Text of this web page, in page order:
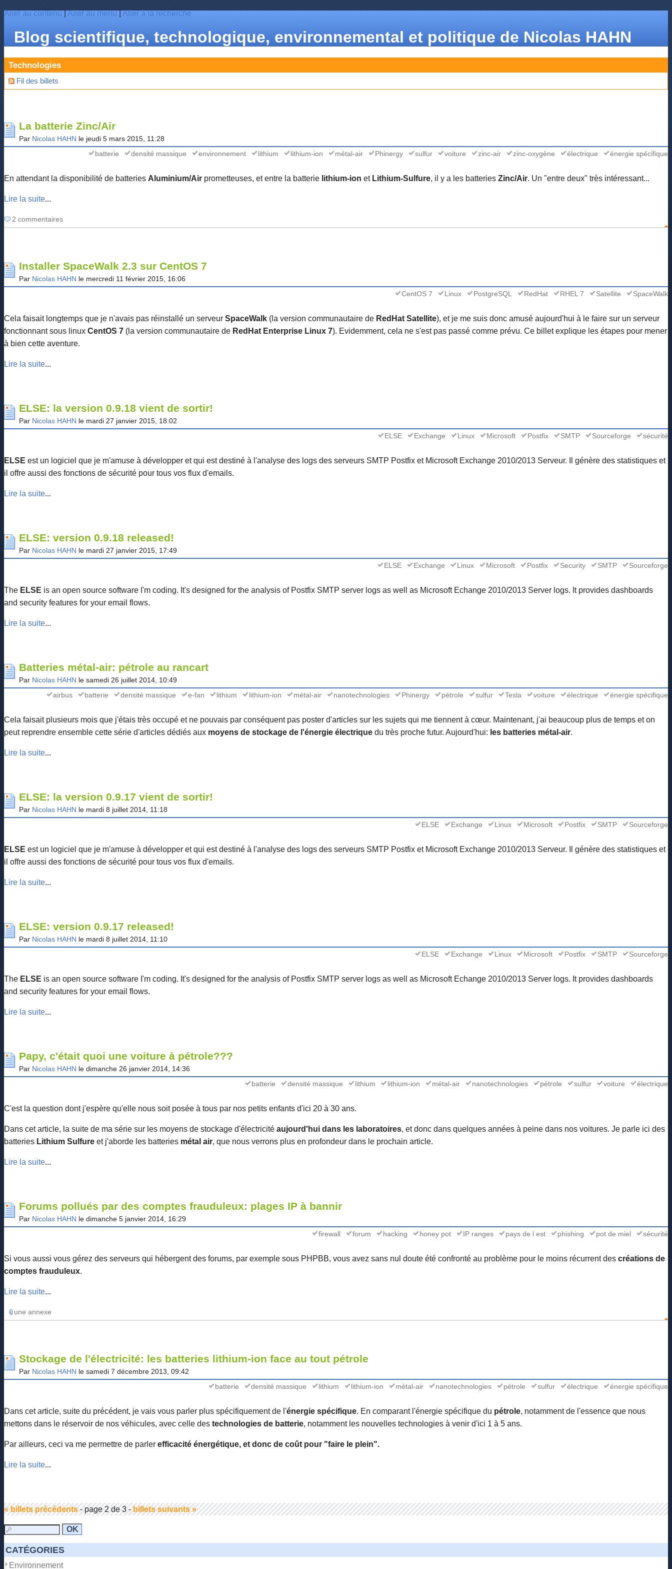
Blog scientifique, technologique, environnemental et politique de Nicolas HAHN
Aller au contenu|Aller au menu|Aller à la recherche
Technologies
Fil des billets
La batterie Zinc/Air
Par Nicolas HAHN le jeudi 5 mars 2015, 11:28
batterie
densité massique environnement lithium lithium-ion métal-air Phinergy sulfur voiture zinc-air zinc-oxygène électrique énergie spécifique
En attendant la disponibilité de batteries Aluminium/Air prometteuses, et entre la batterie lithium-ion et Lithium-Sulfure, il y a les batteries Zinc/Air. Un "entre deux" très intéressant...
Lire la suite...
2 commentaires
Installer SpaceWalk 2.3 sur CentOS 7
Par Nicolas HAHN le mercredi 11 février 2015, 16:06
CentOS 7
Linux PostgreSQL RedHat RHEL 7 Satellite SpaceWalk
Cela faisait longtemps que je n'avais pas réinstallé un serveur SpaceWalk (la version communautaire de RedHat Satellite), et je me suis donc amusé aujourd'hui à le faire sur un serveur
fonctionnant sous linux CentOS 7 (la version communautaire de RedHat Enterprise Linux 7). Evidemment, cela ne s'est pas passé comme prévu. Ce billet explique les étapes pour mener
à bien cette aventure.
Lire la suite...
ELSE: la version 0.9.18 vient de sortir!
Par Nicolas HAHN le mardi 27 janvier 2015, 18:02
ELSE
Exchange Linux Microsoft Postfix SMTP Sourceforge sécurité
ELSE est un logiciel que je m'amuse à développer et qui est destiné à l'analyse des logs des serveurs SMTP Postfix et Microsoft Exchange 2010/2013 Serveur. Il génère des statistiques et
il offre aussi des fonctions de sécurité pour tous vos flux d'emails.
Lire la suite...
ELSE: version 0.9.18 released!
Par Nicolas HAHN le mardi 27 janvier 2015, 17:49
ELSE
Exchange Linux Microsoft Postfix Security SMTP Sourceforge
The ELSE is an open source software I'm coding. It's designed for the analysis of Postfix SMTP server logs as well as Microsoft Echange 2010/2013 Server logs. It provides dashboards
and security features for your email flows.
Lire la suite...
Batteries métal-air: pétrole au rancart
Par Nicolas HAHN le samedi 26 juillet 2014, 10:49
airbus
batterie densité massique e-fan lithium lithium-ion métal-air nanotechnologies Phinergy pétrole sulfur Tesla voiture électrique énergie spécifique
Cela faisait plusieurs mois que j'étais très occupé et ne pouvais par conséquent pas poster d'articles sur les sujets qui me tiennent à cœur. Maintenant, j'ai beaucoup plus de temps et on
peut reprendre ensemble cette série d'articles dédiés aux moyens de stockage de l'énergie électrique du très proche futur. Aujourd'hui: les batteries métal-air.
Lire la suite...
ELSE: la version 0.9.17 vient de sortir!
Par Nicolas HAHN le mardi 8 juillet 2014, 11:18
ELSE
Exchange Linux Microsoft Postfix SMTP Sourceforge
ELSE est un logiciel que je m'amuse à développer et qui est destiné à l'analyse des logs des serveurs SMTP Postfix et Microsoft Exchange 2010/2013 Serveur. Il génère des statistiques et
il offre aussi des fonctions de sécurité pour tous vos flux d'emails.
Lire la suite...
ELSE: version 0.9.17 released!
Par Nicolas HAHN le mardi 8 juillet 2014, 11:10
ELSE
Exchange Linux Microsoft Postfix SMTP Sourceforge
The ELSE is an open source software I'm coding. It's designed for the analysis of Postfix SMTP server logs as well as Microsoft Echange 2010/2013 Server logs. It provides dashboards
and security features for your email flows.
Lire la suite...
Papy, c'était quoi une voiture à pétrole???
Par Nicolas HAHN le dimanche 26 janvier 2014, 14:36
batterie
densité massique lithium lithium-ion métal-air nanotechnologies pétrole sulfur voiture électrique
C'est la question dont j'espère qu'elle nous soit posée à tous par nos petits enfants d'ici 20 à 30 ans.
Dans cet article, la suite de ma série sur les moyens de stockage d'électricité aujourd'hui dans les laboratoires, et donc dans quelques années à peine dans nos voitures. Je parle ici des
batteries Lithium Sulfure et j'aborde les batteries métal air, que nous verrons plus en profondeur dans le prochain article.
Lire la suite...
Forums pollués par des comptes frauduleux: plages IP à bannir
Par Nicolas HAHN le dimanche 5 janvier 2014, 16:29
firewall
forum hacking honey pot IP ranges pays de l est phishing pot de miel sécurité
Si vous aussi vous gérez des serveurs qui hébergent des forums, par exemple sous PHPBB, vous avez sans nul doute été confronté au problème pour le moins récurrent des créations de
comptes frauduleux.
Lire la suite...
une annexe
Stockage de l'électricité: les batteries lithium-ion face au tout pétrole
Par Nicolas HAHN le samedi 7 décembre 2013, 09:42
batterie
densité massique lithium lithium-ion métal-air nanotechnologies pétrole sulfur électrique énergie spécifique
Dans cet article, suite du précédent, je vais vous parler plus spécifiquement de l'énergie spécifique. En comparant l'énergie spécifique du pétrole, notamment de l'essence que nous
mettons dans le réservoir de nos véhicules, avec celle des technologies de batterie, notamment les nouvelles technologies à venir d'ici 1 à 5 ans.
Par ailleurs, ceci va me permettre de parler efficacité énergétique, et donc de coût pour "faire le plein".
Lire la suite...
« billets précédents - page 2 de 3 - billets suivants »
CATÉGORIES
Environnement